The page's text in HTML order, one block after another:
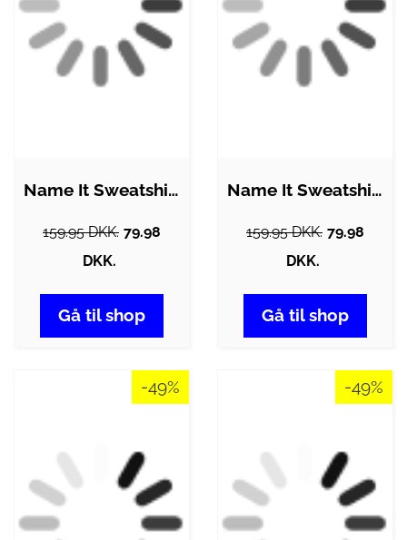
Name It Sweatshirt - NmfSetina -…
159.95 DKK. 79.98
DKK.
Gå til shop
Name It Sweatshirt - NmfRomia - Cloud…
159.95 DKK. 79.98
DKK.
Gå til shop
-49% -49%